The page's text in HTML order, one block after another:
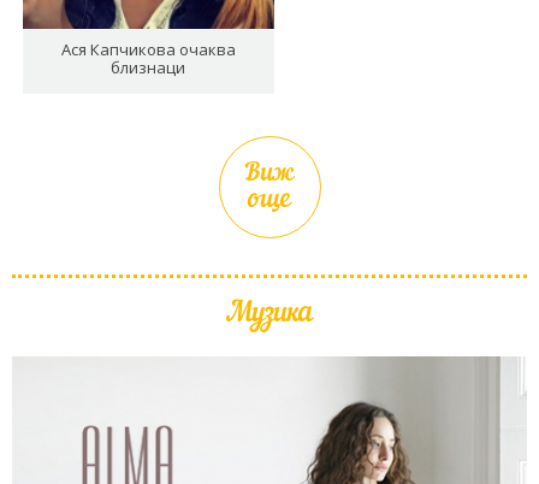
Ася Капчикова очаква
близнаци
Виж
още
Музика